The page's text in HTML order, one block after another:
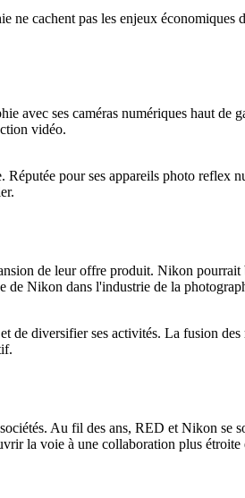
cachent pas les enjeux
ses caméras numériques haut de
vidéo.
pour ses appareils photo reflex
de leur offre produit. Nikon
de Nikon dans l'industrie de la
diversifier ses activités. La fusion des
Au fil des ans, RED et Nikon se
la voie à une collaboration plus étroite